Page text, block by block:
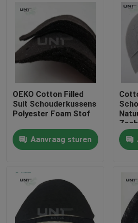
Producten
Over ons
OEKO Cotton Filled
Suit Schouderkussens
Polyester Foam Stof
Aanvraag sturen
Pak